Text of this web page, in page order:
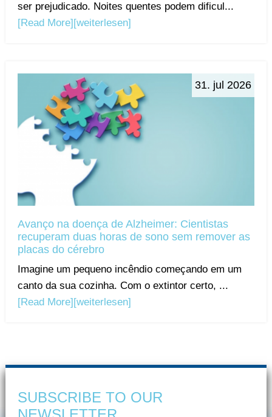
ser prejudicado. Noites quentes podem dificul...
[Read More] [weiterlesen]
31. jul 2026
Avanço na doença de Alzheimer: Cientistas
recuperam duas horas de sono sem remover as
placas do cérebro
Imagine um pequeno incêndio começando em um
canto da sua cozinha. Com o extintor certo, ...
[Read More][weiterlesen]
SUBSCRIBE TO OUR